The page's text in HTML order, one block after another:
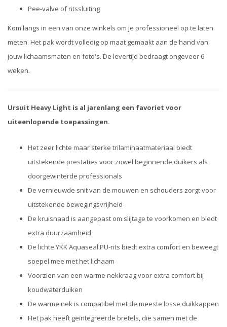
Pee-valve of ritssluiting
Kom langs in een van onze winkels om je professioneel op te laten
meten. Het pak wordt volledig op maat gemaakt aan de hand van
jouw lichaamsmaten en foto's. De levertijd bedraagt ongeveer 6
weken.
Ursuit Heavy Light is al jarenlang een favoriet voor
uiteenlopende toepassingen.
Het zeer lichte maar sterke trilaminaatmateriaal biedt
uitstekende prestaties voor zowel beginnende duikers als
doorgewinterde professionals
De vernieuwde snit van de mouwen en schouders zorgt voor
uitstekende bewegingsvrijheid
De kruisnaad is aangepast om slijtage te voorkomen en biedt
extra duurzaamheid
De lichte YKK Aquaseal PU-rits biedt extra comfort en beweegt
soepel mee met het lichaam
Voorzien van een warme nekkraag voor extra comfort bij
koudwaterduiken
De warme nek is compatibel met de meeste losse duikkappen
Het pak heeft geïntegreerde bretels, die samen met de